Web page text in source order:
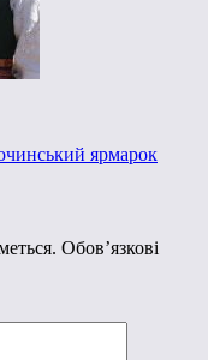
ярмарок
Обов’язкові